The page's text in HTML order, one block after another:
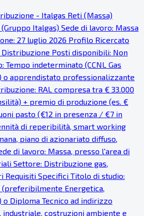
- Italgas Reti (Massa)
Italgas) Sede di lavoro: Massa
27 luglio 2026 Profilo Ricercato
Distribuzione Posti disponibili: Non
Tempo indeterminato (CCNL Gas
o apprendistato professionalizzante
RAL compresa tra € 33.000
+ premio di produzione (es. €
pasto (€12 in presenza / €7 in
di reperibilità, smart working
piano di azionariato diffuso,
di lavoro: Massa, presso l'area di
Settore: Distribuzione gas,
Requisiti Specifici Titolo di studio:
(preferibilmente Energetica,
o Diploma Tecnico ad indirizzo
industriale, costruzioni ambiente e